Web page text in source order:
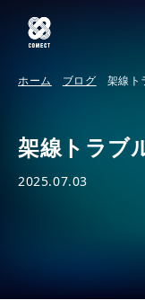
ホーム ブログ 架線ト
架線トラブ
2025.07.03